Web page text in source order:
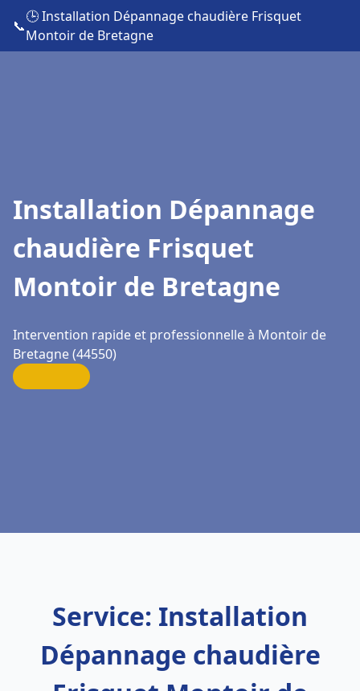
📞
🕒 Installation Dépannage chaudière Frisquet
Montoir de Bretagne
Installation Dépannage
chaudière Frisquet
Montoir de Bretagne
Intervention rapide et professionnelle à Montoir de
Bretagne (44550)
Service: Installation
Dépannage chaudière